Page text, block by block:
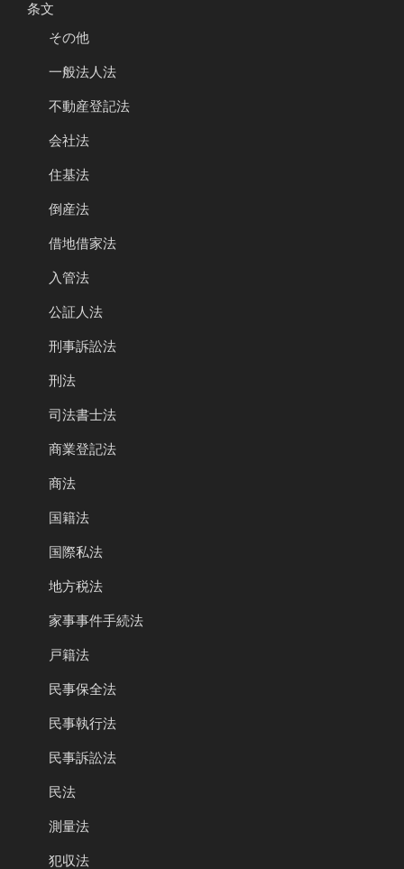
条文
その他
一般法人法
不動産登記法
会社法
住基法
倒産法
借地借家法
入管法
公証人法
刑事訴訟法
刑法
司法書士法
商業登記法
商法
国籍法
国際私法
地方税法
家事事件手続法
戸籍法
民事保全法
民事執行法
民事訴訟法
民法
測量法
犯収法